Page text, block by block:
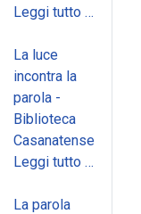
Leggi tutto …
La luce
incontra la
parola -
Biblioteca
Casanatense
Leggi tutto …
La parola